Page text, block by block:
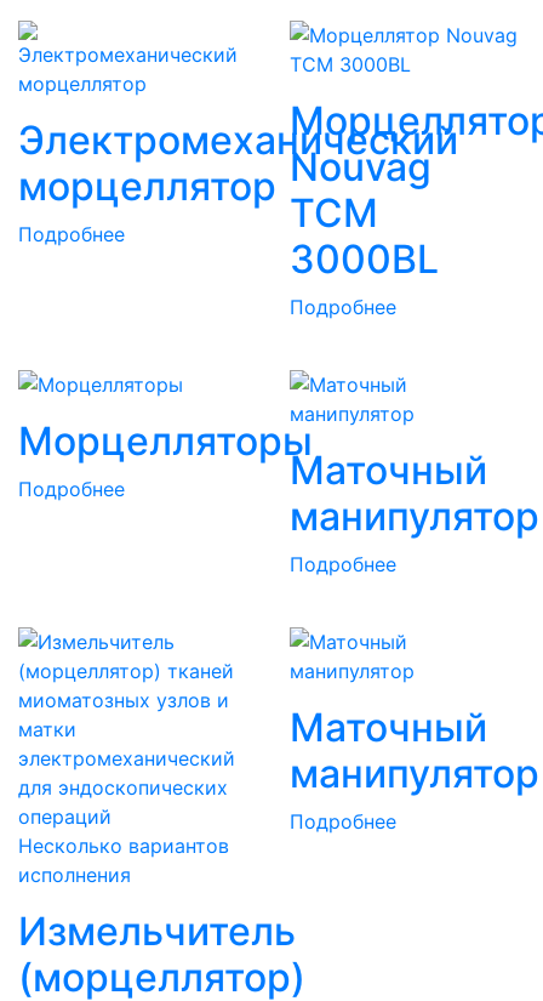
Электромеханический
морцеллятор
Подробнее
Nouvag
TCM
3000BL
Подробнее
Морцелляторы
Подробнее
Маточный
манипулятор
Подробнее
Несколько вариантов
исполнения
Измельчитель
(морцеллятор)
Маточный
манипулятор
Подробнее